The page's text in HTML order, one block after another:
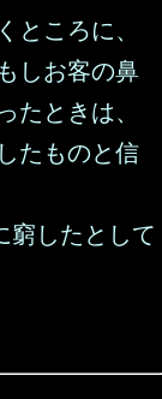
ところに、
しお客の鼻
たときは、
たものと信
窮したとして